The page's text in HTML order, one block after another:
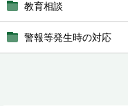
教育相談
警報等発生時の対応